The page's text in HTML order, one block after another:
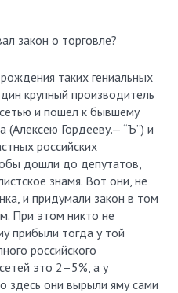
закон о торговле?
таких гениальных
крупный производитель
и пошел к бывшему
(Алексею Гордееву.— “Ъ”) и
российских
дошли до депутатов,
знамя. Вот они, не
и придумали закон в том
При этом никто не
прибыли тогда у той
российского
это 2–5%, а у
здесь они вырыли яму сами